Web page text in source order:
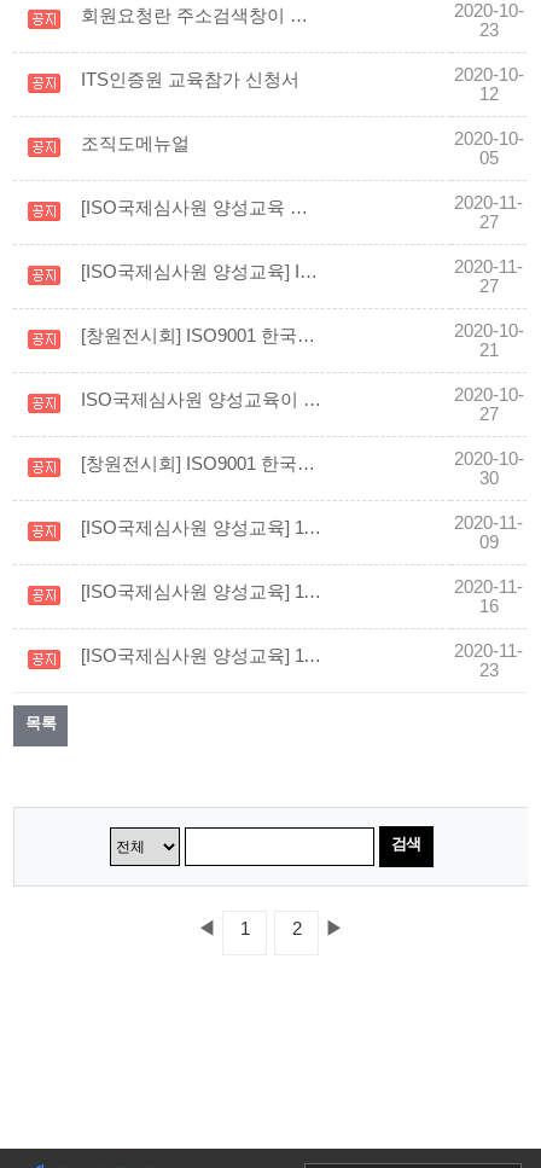
회원요청란 주소검색창이 안뜰때
2020-10-
23
ITS인증원 교육참가 신청서
2020-10-
12
조직도메뉴얼
2020-10-
05
[ISO국제심사원 양성교육 안내] 2021.01 ISO9001, 14001, 19011 교육 일정
2020-11-
27
[ISO국제심사원 양성교육] ISO19011 맛보기 교육영상
2020-11-
27
[창원전시회] ISO9001 한국상공사/ITS인증원 부산지사 방송사 인터뷰 및 ISO소개
2020-10-
21
ISO국제심사원 양성교육이 11월 7일부터 교육시작합니다
2020-10-
27
[창원전시회] ISO9001 한국상공사/ITS인증원 부산지사 ISO 전시부스 영상
2020-10-
30
[ISO국제심사원 양성교육] 11월 7일~11월 8일 ISO9001 심사원교육을 실시하였습니다.
2020-11-
09
[ISO국제심사원 양성교육] 11월 14일~11월 15일 ISO14001 심사원교육을 실시하였습니다.
2020-11-
16
[ISO국제심사원 양성교육] 11월 21일~11월 22일 ISO19011 심사원교육을 실시하였습니다.
2020-11-
23
목록
검색
◀ 1 2 ▶